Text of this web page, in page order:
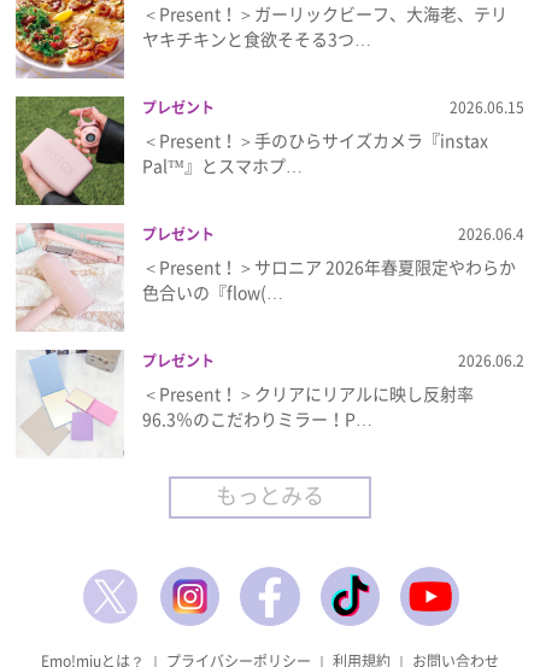
＜Present！＞ガーリックビーフ、大海老、テリ
ヤキチキンと食欲そそる3つ…
プレゼント 2026.06.15
＜Present！＞手のひらサイズカメラ『instax
Pal™』とスマホプ…
プレゼント 2026.06.4
＜Present！＞サロニア 2026年春夏限定やわらか
色合いの『flow(…
プレゼント 2026.06.2
＜Present！＞クリアにリアルに映し反射率
96.3％のこだわりミラー！P…
もっとみる
Emo!miuとは？ ｜ プライバシーポリシー ｜ 利用規約 ｜ お問い合わせ